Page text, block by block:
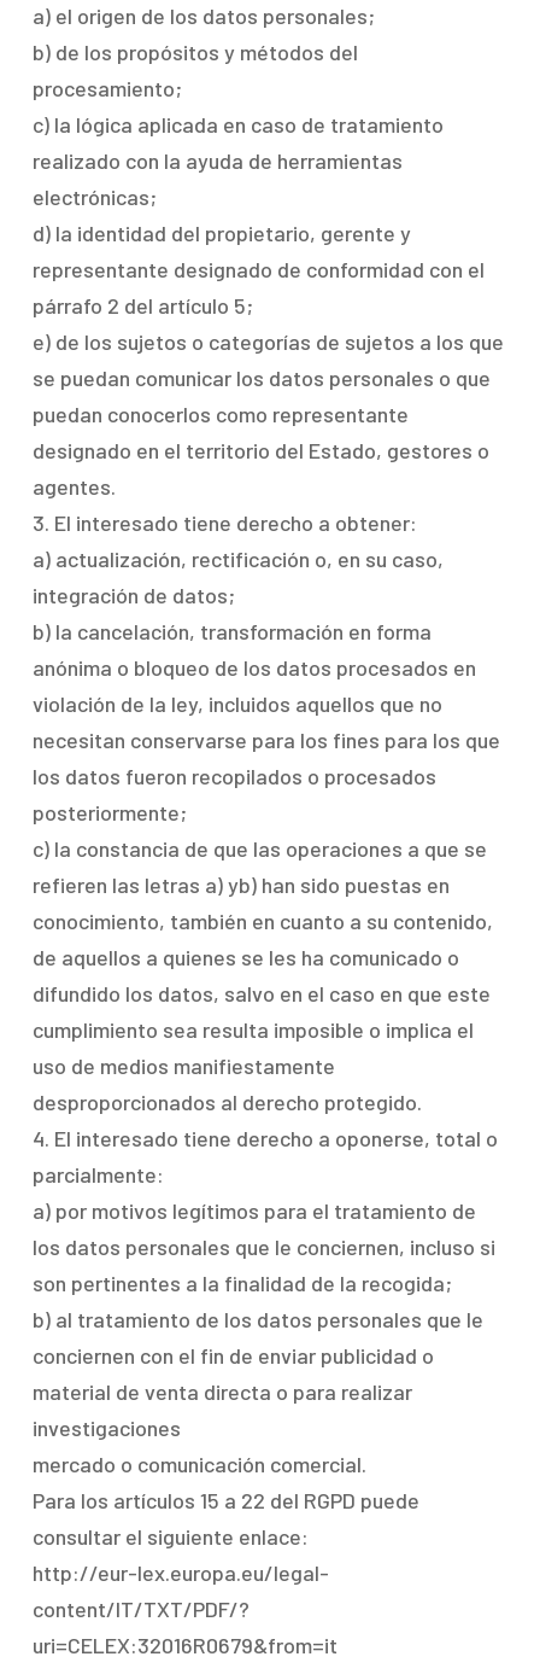
a) el origen de los datos personales;
b) de los propósitos y métodos del
procesamiento;
c) la lógica aplicada en caso de tratamiento
realizado con la ayuda de herramientas
electrónicas;
d) la identidad del propietario, gerente y
representante designado de conformidad con el
párrafo 2 del artículo 5;
e) de los sujetos o categorías de sujetos a los que
se puedan comunicar los datos personales o que
puedan conocerlos como representante
designado en el territorio del Estado, gestores o
agentes.
3. El interesado tiene derecho a obtener:
a) actualización, rectificación o, en su caso,
integración de datos;
b) la cancelación, transformación en forma
anónima o bloqueo de los datos procesados ​​en
violación de la ley, incluidos aquellos que no
necesitan conservarse para los fines para los que
los datos fueron recopilados o procesados ​​
posteriormente;
c) la constancia de que las operaciones a que se
refieren las letras a) yb) han sido puestas en
conocimiento, también en cuanto a su contenido,
de aquellos a quienes se les ha comunicado o
difundido los datos, salvo en el caso en que este
cumplimiento sea resulta imposible o implica el
uso de medios manifiestamente
desproporcionados al derecho protegido.
4. El interesado tiene derecho a oponerse, total o
parcialmente:
a) por motivos legítimos para el tratamiento de
los datos personales que le conciernen, incluso si
son pertinentes a la finalidad de la recogida;
b) al tratamiento de los datos personales que le
conciernen con el fin de enviar publicidad o
material de venta directa o para realizar
investigaciones
mercado o comunicación comercial.
Para los artículos 15 a 22 del RGPD puede
consultar el siguiente enlace:
http://eur-lex.europa.eu/legal-
content/IT/TXT/PDF/?
uri=CELEX:32016R0679&from=it